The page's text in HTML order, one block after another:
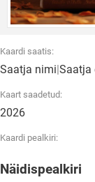
Kaardi saatis:
Saatja nimi|Saatja
Kaart saadetud:
2026
Kaardi pealkiri:
Näidispealkiri